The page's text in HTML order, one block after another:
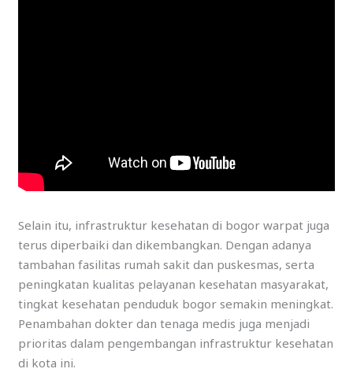
Selain itu, infrastruktur kesehatan di bogor warpat juga
terus diperbaiki dan dikembangkan. Dengan adanya
tambahan fasilitas rumah sakit dan puskesmas, serta
peningkatan kualitas pelayanan kesehatan masyarakat,
tingkat kesehatan penduduk bogor semakin meningkat.
Penambahan dokter dan tenaga medis juga menjadi
prioritas dalam pengembangan infrastruktur kesehatan
di kota ini.